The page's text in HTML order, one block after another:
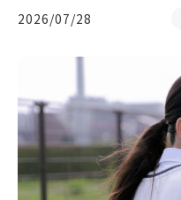
2026/07/28